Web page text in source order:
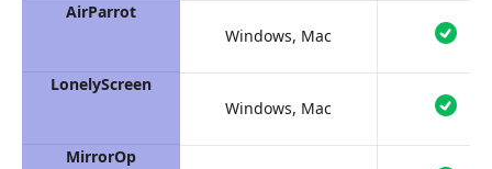
AirParrot
LonelyScreen
MirrorOp
Windows, Mac
Windows, Mac